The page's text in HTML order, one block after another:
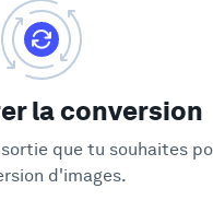
la conversion
que tu souhaites
d'images.